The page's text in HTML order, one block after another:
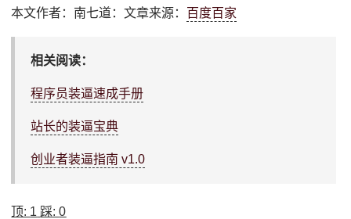
本文作者：南七道：文章来源： 百度百家
相关阅读：
程序员装逼速成手册
站长的装逼宝典
创业者装逼指南 v1.0
顶: 1 踩:0